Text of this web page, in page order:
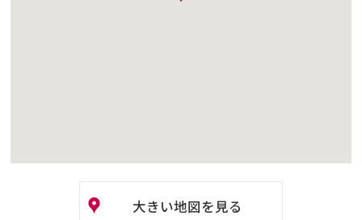
大きい地図を見る